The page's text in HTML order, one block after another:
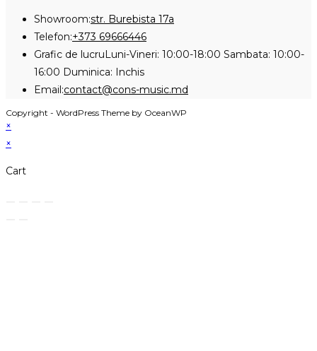
Showroom:str. Burebista 17a
Telefon:+373 69666446Opens
in
application
Grafic de lucruLuni-Vineri: 10:00-18:00 Sambata: 10:00-
16:00 Duminica: Inchis
Email:contact@cons-music.md
Copyright - WordPress Theme by OceanWP
×
×
Cart